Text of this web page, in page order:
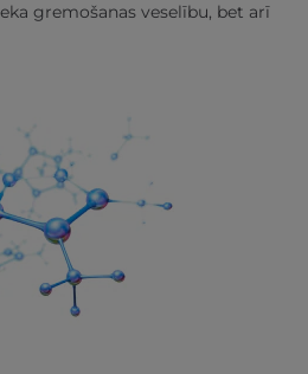
gremošanas veselību, bet arī